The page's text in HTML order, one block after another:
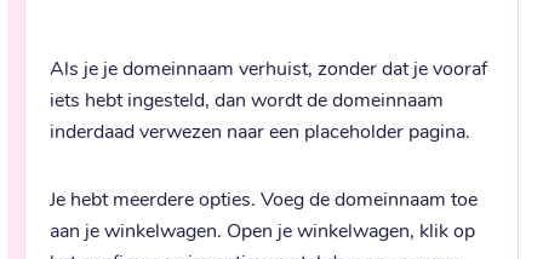
Als je je domeinnaam verhuist, zonder dat je vooraf
iets hebt ingesteld, dan wordt de domeinnaam
inderdaad verwezen naar een placeholder pagina.
Je hebt meerdere opties. Voeg de domeinnaam toe
aan je winkelwagen. Open je winkelwagen, klik op